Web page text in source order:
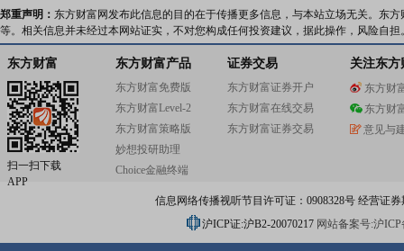
郑重声明： 东方财富网发布此信息的目的在于传播更多信息，与本站立场无关。东
等。相关信息并未经过本网站证实，不对您构成任何投资建议，据此操作，风险自担